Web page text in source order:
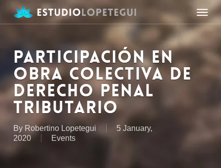
main
Menu
PARTICIPACIÓN EN
OBRA COLECTIVA DE
DERECHO PENAL
TRIBUTARIO
By Robertino Lopetegui
5 January,
2020
Events